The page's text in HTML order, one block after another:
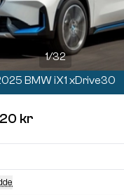
1/32
BMW iX1 xDrive30
kr